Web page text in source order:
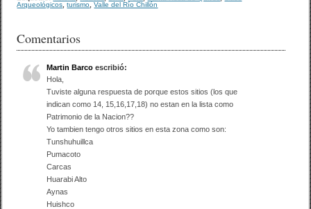
c
e
b
o
o
k
tt
er
m
ar
Arqueológicos ,turismo ,Valle del Río Chillón
Comentarios
Martin Barco escribió:
Hola,
Tuviste alguna respuesta de porque estos sitios (los que
indican como 14, 15,16,17,18) no estan en la lista como
Patrimonio de la Nacion??
Yo tambien tengo otros sitios en esta zona como son:
Tunshuhuillca
Pumacoto
Carcas
Huarabi Alto
Aynas
Huishco